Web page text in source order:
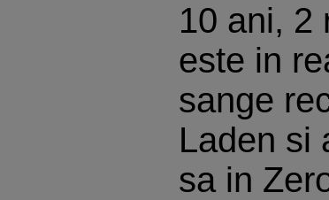
10 ani, 2
este in
sange
Laden si
sa in